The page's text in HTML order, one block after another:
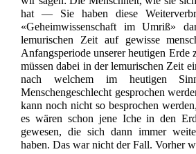
hat — Sie haben diese
«Geheimwissenschaft im Umriß»
lemurischen Zeit auf gewisse
Anfangsperiode unserer heutigen
müssen dabei in der lemurischen Zeit
nach welchem im heutigen
Menschengeschlecht gesprochen
kann noch nicht so besprochen
es wären schon jene Iche in den
gewesen, die sich dann immer
haben. Das war nicht der Fall. Vorher